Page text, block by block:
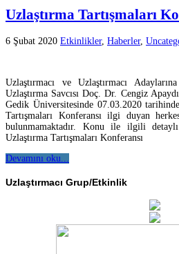
Uzlaştırma Tartışmaları
6 Şubat 2020 Etkinlikler, Haberler,
Uzlaştırmacı ve Uzlaştırmacı
Uzlaştırma Savcısı Doç. Dr. Cengiz
Gedik Üniversitesinde 07.03.2020
Tartışmaları Konferansı ilgi duyan
bulunmamaktadır. Konu ile ilgili
Uzlaştırma Tartışmaları Konferansı
Devamını oku...
Uzlaştırmacı Grup/Etkinlik